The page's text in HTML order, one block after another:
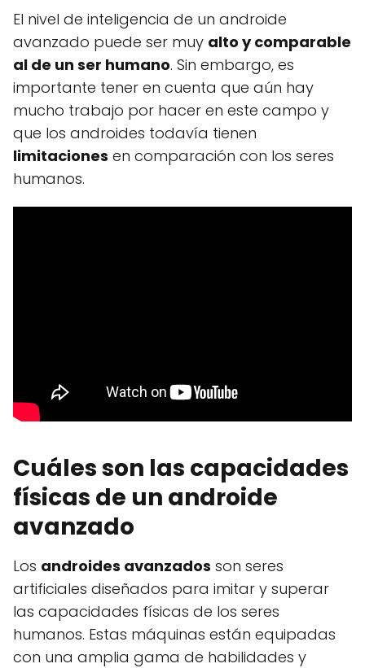
El nivel de inteligencia de un androide
avanzado puede ser muy alto y comparable
al de un ser humano. Sin embargo, es
importante tener en cuenta que aún hay
mucho trabajo por hacer en este campo y
que los androides todavía tienen
limitaciones en comparación con los seres
humanos.
Cuáles son las capacidades
físicas de un androide
avanzado
Los androides avanzados son seres
artificiales diseñados para imitar y superar
las capacidades físicas de los seres
humanos. Estas máquinas están equipadas
con una amplia gama de habilidades y